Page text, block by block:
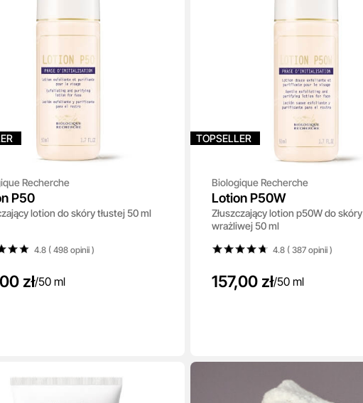
Recherche
P50
lotion do skóry tłustej 50 ml
4.8 ( 498opinii)
zł/50 ml
TOPSELLER
Biologique Recherche
Lotion P50W
Złuszczający lotion p50W do skóry
wrażliwej 50 ml
4.8 ( 387opinii)
157,00 zł/50 ml